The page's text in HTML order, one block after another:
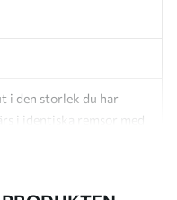
i den storlek du har
i identiska remsor med